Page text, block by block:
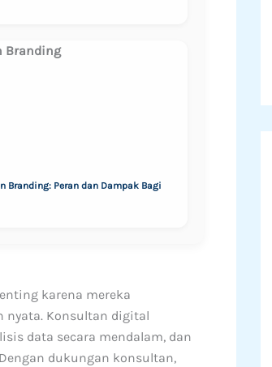
Branding: Peran dan Dampak Bagi
karena mereka
Konsultan digital
data secara mendalam, dan
dukungan konsultan,